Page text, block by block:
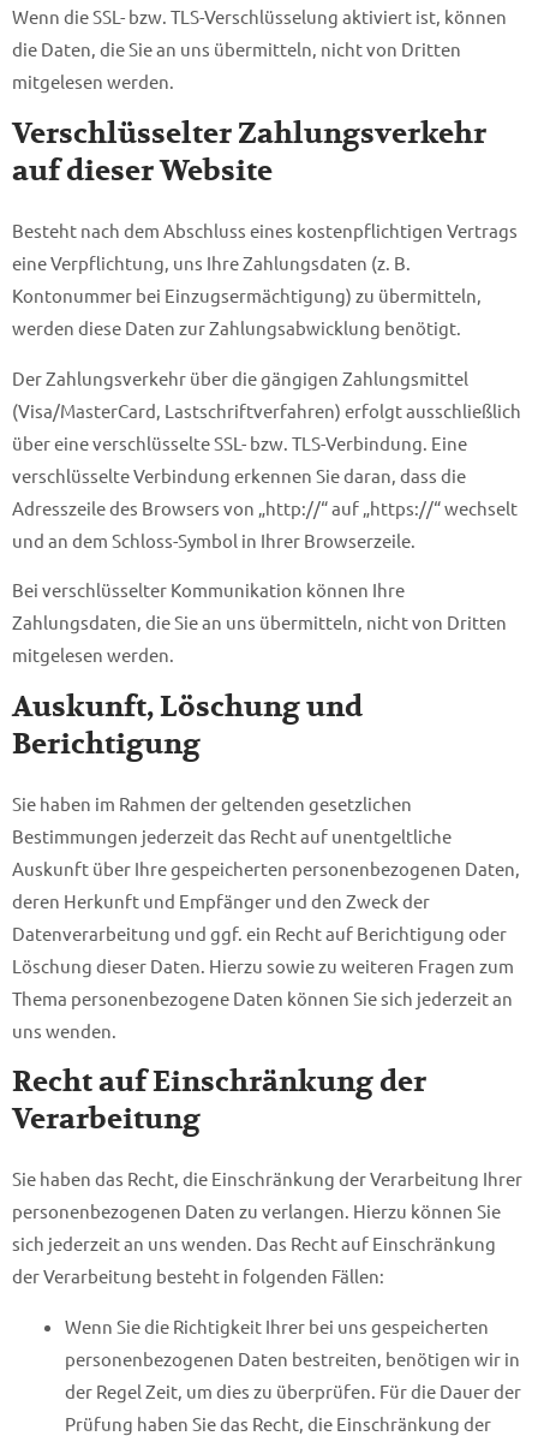
Wenn die SSL- bzw. TLS-Verschlüsselung aktiviert ist, können
die Daten, die Sie an uns übermitteln, nicht von Dritten
mitgelesen werden.
Verschlüsselter Zahlungsverkehr
auf dieser Website
Besteht nach dem Abschluss eines kostenpflichtigen Vertrags
eine Verpflichtung, uns Ihre Zahlungsdaten (z. B.
Kontonummer bei Einzugsermächtigung) zu übermitteln,
werden diese Daten zur Zahlungsabwicklung benötigt.
Der Zahlungsverkehr über die gängigen Zahlungsmittel
(Visa/MasterCard, Lastschriftverfahren) erfolgt ausschließlich
über eine verschlüsselte SSL- bzw. TLS-Verbindung. Eine
verschlüsselte Verbindung erkennen Sie daran, dass die
Adresszeile des Browsers von „http://“ auf „https://“ wechselt
und an dem Schloss-Symbol in Ihrer Browserzeile.
Bei verschlüsselter Kommunikation können Ihre
Zahlungsdaten, die Sie an uns übermitteln, nicht von Dritten
mitgelesen werden.
Auskunft, Löschung und
Berichtigung
Sie haben im Rahmen der geltenden gesetzlichen
Bestimmungen jederzeit das Recht auf unentgeltliche
Auskunft über Ihre gespeicherten personenbezogenen Daten,
deren Herkunft und Empfänger und den Zweck der
Datenverarbeitung und ggf. ein Recht auf Berichtigung oder
Löschung dieser Daten. Hierzu sowie zu weiteren Fragen zum
Thema personenbezogene Daten können Sie sich jederzeit an
uns wenden.
Recht auf Einschränkung der
Verarbeitung
Sie haben das Recht, die Einschränkung der Verarbeitung Ihrer
personenbezogenen Daten zu verlangen. Hierzu können Sie
sich jederzeit an uns wenden. Das Recht auf Einschränkung
der Verarbeitung besteht in folgenden Fällen:
Wenn Sie die Richtigkeit Ihrer bei uns gespeicherten
personenbezogenen Daten bestreiten, benötigen wir in
der Regel Zeit, um dies zu überprüfen. Für die Dauer der
Prüfung haben Sie das Recht, die Einschränkung der